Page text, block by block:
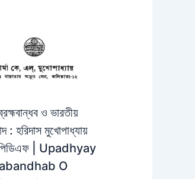
ও ভারতীয়
: হরিদাস মুখোপাধ্যায়
পিডিএফ | Upadhyay
O